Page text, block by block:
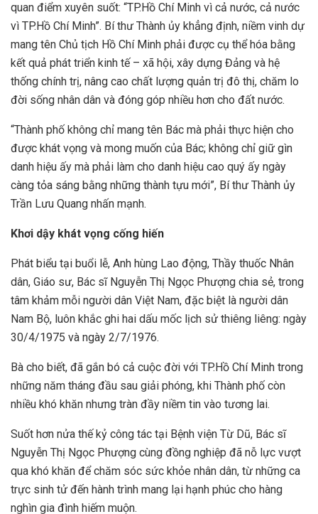
quan điểm xuyên suốt: “TP.Hồ Chí Minh vì cả nước, cả nước
vì TP.Hồ Chí Minh”. Bí thư Thành ủy khẳng định, niềm vinh dự
mang tên Chủ tịch Hồ Chí Minh phải được cụ thể hóa bằng
kết quả phát triển kinh tế – xã hội, xây dựng Đảng và hệ
thống chính trị, nâng cao chất lượng quản trị đô thị, chăm lo
đời sống nhân dân và đóng góp nhiều hơn cho đất nước.
“Thành phố không chỉ mang tên Bác mà phải thực hiện cho
được khát vọng và mong muốn của Bác; không chỉ giữ gìn
danh hiệu ấy mà phải làm cho danh hiệu cao quý ấy ngày
càng tỏa sáng bằng những thành tựu mới”, Bí thư Thành ủy
Trần Lưu Quang nhấn mạnh.
Khơi dậy khát vọng cống hiến
Phát biểu tại buổi lễ, Anh hùng Lao động, Thầy thuốc Nhân
dân, Giáo sư, Bác sĩ Nguyễn Thị Ngọc Phượng chia sẻ, trong
tâm khảm mỗi người dân Việt Nam, đặc biệt là người dân
Nam Bộ, luôn khắc ghi hai dấu mốc lịch sử thiêng liêng: ngày
30/4/1975 và ngày 2/7/1976.
Bà cho biết, đã gắn bó cả cuộc đời với TP.Hồ Chí Minh trong
những năm tháng đầu sau giải phóng, khi Thành phố còn
nhiều khó khăn nhưng tràn đầy niềm tin vào tương lai.
Suốt hơn nửa thế kỷ công tác tại Bệnh viện Từ Dũ, Bác sĩ
Nguyễn Thị Ngọc Phượng cùng đồng nghiệp đã nỗ lực vượt
qua khó khăn để chăm sóc sức khỏe nhân dân, từ những ca
trực sinh tử đến hành trình mang lại hạnh phúc cho hàng
nghìn gia đình hiếm muộn.